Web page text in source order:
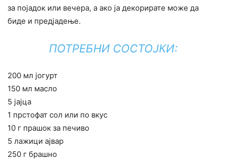
за појадок или вечера, а ако ја декорирате може да
биде и предјадење.
ПОТРЕБНИ СОСТОЈКИ:
200 мл јогурт
150 мл масло
5 јајца
1 прстофат сол или по вкус
10 г прашок за печиво
5 лажици ајвар
250 г брашно